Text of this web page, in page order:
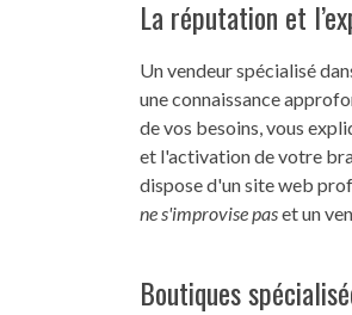
La réputation et
Un vendeur spécialisé
une connaissance
de vos besoins, vous
et l'activation de votre
dispose d'un site web
ne s'improvise paset un
Boutiques